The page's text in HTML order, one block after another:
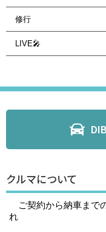
修行
LIVE🎤
クルマについて
ご契約から納車まで
れ